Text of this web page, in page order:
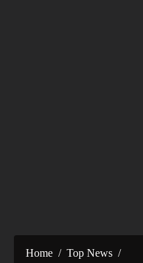
Home
Top News